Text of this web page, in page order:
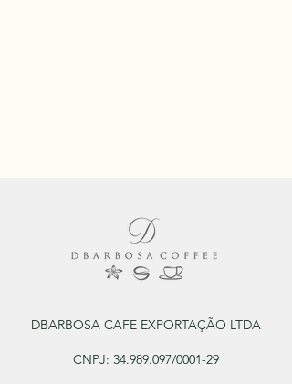
DBARBOSA CAFE EXPORTAÇÃO LTDA
CNPJ: 34.989.097/0001-29